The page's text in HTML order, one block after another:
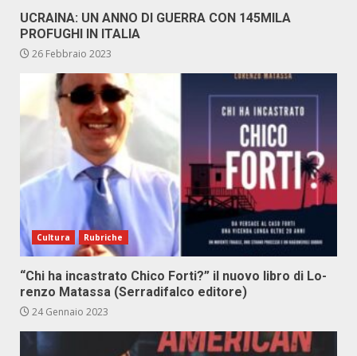
UCRAINA: UN ANNO DI GUERRA CON 145MILA
PROFUGHI IN ITALIA
26 Febbraio 2023
Cultura Rubriche
“Chi ha in­ca­stra­to Chi­co For­ti?” il nuo­vo li­bro di Lo­
ren­zo Ma­tas­sa (Ser­ra­di­fal­co edi­to­re)
24 Gennaio 2023